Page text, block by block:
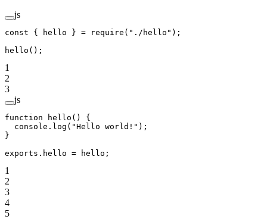
js
const { hello } = require ( "./hello" );
hello ();
1
2
3
js
function hello () {
  console.
log ( "Hello world!" );
}
exports .hello = hello;
1
2
3
4
5